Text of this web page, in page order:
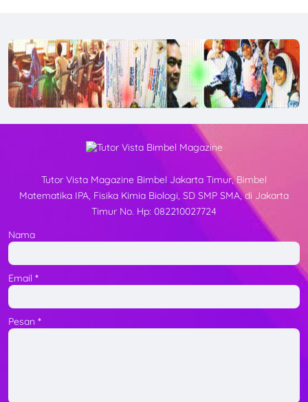
Tutor Vista Magazine Bimbel Jakarta Timur, Bimbel
Matematika IPA, Fisika Kimia Biologi, SD SMP SMA, di Jakarta
Timur No. Hp: 082210027724
Nama
Email*
Pesan*